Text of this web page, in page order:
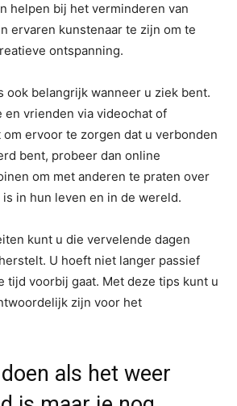
helpen bij het verminderen van
ervaren kunstenaar te zijn om te
ontspanning.
ook belangrijk wanneer u ziek bent.
en vrienden via videochat of
ervoor te zorgen dat u verbonden
bent, probeer dan online
om met anderen te praten over
in hun leven en in de wereld.
kunt u die vervelende dagen
U hoeft niet langer passief
tijd voorbij gaat. Met deze tips kunt u
zijn voor het
als het weer